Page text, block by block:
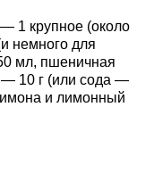
1 крупное (около
немного для
мл, пшеничная
— 10 г (или сода —
и лимонный